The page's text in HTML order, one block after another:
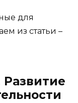
для
из статьи –